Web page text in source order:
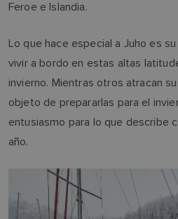
Feroe e Islandia.
Lo que hace especial a Juho es
vivir a bordo en estas altas
invierno. Mientras otros atracan
objeto de prepararlas para el
entusiasmo para lo que describe
año.